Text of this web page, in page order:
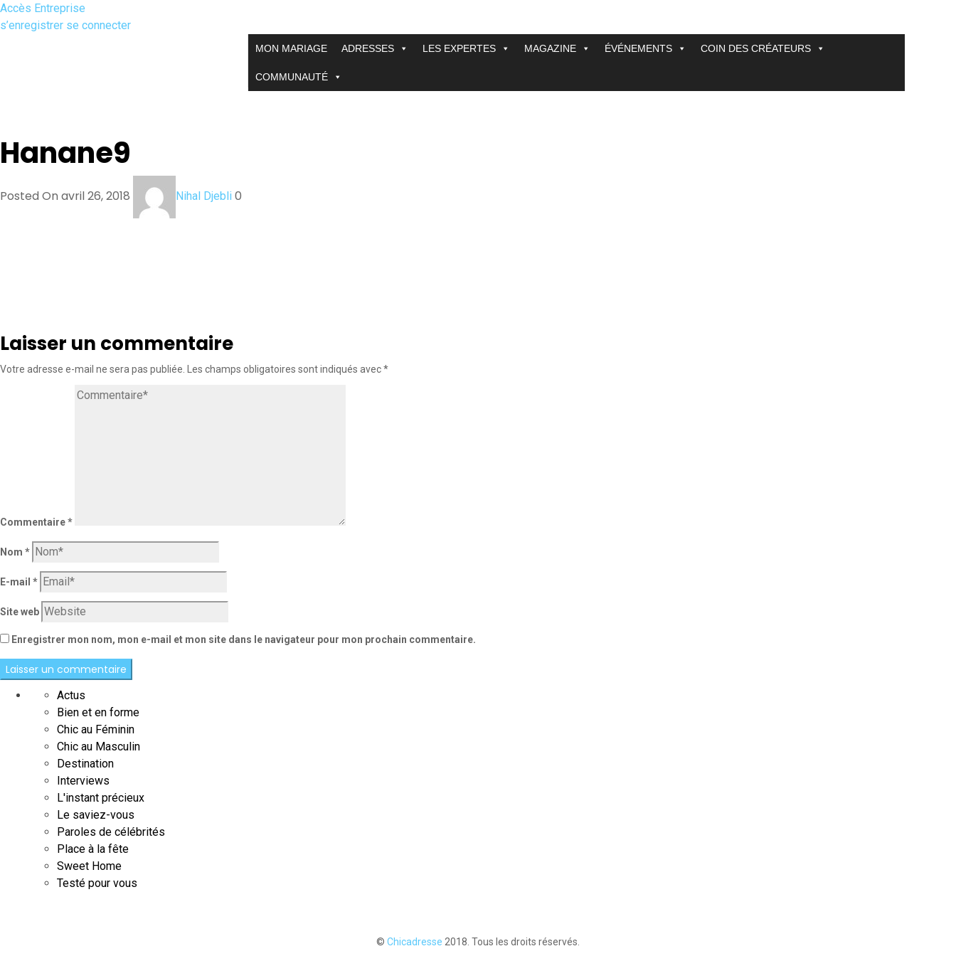
Accès Entreprise
s’enregistrer se connecter
MON MARIAGE ADRESSES LES EXPERTES MAGAZINE ÉVÉNEMENTS COIN DES CRÉATEURS
COMMUNAUTÉ
Hanane9
Posted On avril 26, 2018 Nihal Djebli 0
Laisser un commentaire
Votre adresse e-mail ne sera pas publiée. Les champs obligatoires sont indiqués avec*
Commentaire*
Nom *
E-mail *
Site web
Enregistrer mon nom, mon e-mail et mon site dans le navigateur pour mon prochain commentaire.
Actus
Bien et en forme
Chic au Féminin
Chic au Masculin
Destination
Interviews
L'instant précieux
Le saviez-vous
Paroles de célébrités
Place à la fête
Sweet Home
Testé pour vous
© Chicadresse 2018. Tous les droits réservés.